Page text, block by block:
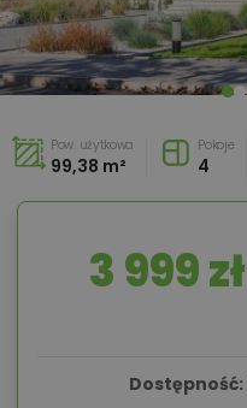
Pow. użytkowa
99,38 m²
Pokoje
4
3 999 zł
Dostępność: